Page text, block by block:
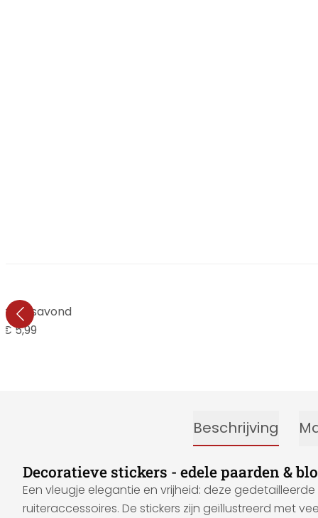
€ 5,99
Beschrijving
Decoratieve stickers - edele paarden &
Een vleugje elegantie en vrijheid: deze
ruiteraccessoires. De stickers zijn geïllustreerd met